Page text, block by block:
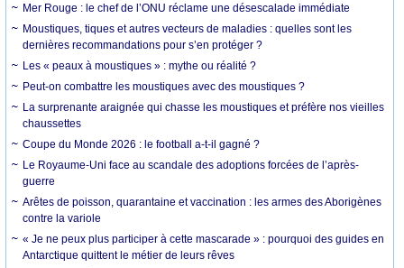
Mer Rouge : le chef de l’ONU réclame une désescalade immédiate
Moustiques, tiques et autres vecteurs de maladies : quelles sont les
dernières recommandations pour s’en protéger ?
Les « peaux à moustiques » : mythe ou réalité ?
Peut-on combattre les moustiques avec des moustiques ?
La surprenante araignée qui chasse les moustiques et préfère nos vieilles
chaussettes
Coupe du Monde 2026 : le football a-t-il gagné ?
Le Royaume-Uni face au scandale des adoptions forcées de l’après-
guerre
Arêtes de poisson, quarantaine et vaccination : les armes des Aborigènes
contre la variole
« Je ne peux plus participer à cette mascarade » : pourquoi des guides en
Antarctique quittent le métier de leurs rêves